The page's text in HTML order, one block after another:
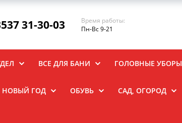
31-30-03
Время работы:
Пн-Вс 9-21
ВСЕ ДЛЯ БАНИ ГОЛОВНЫЕ УБОРЫ
НОВЫЙ ГОД ОБУВЬ САД, ОГОРОД